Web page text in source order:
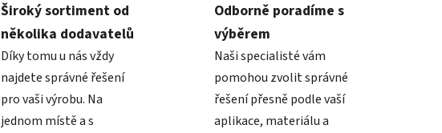
Široký sortiment od
několika dodavatelů
Díky tomu u nás vždy
najdete správné řešení
pro vaši výrobu. Na
jednom místě a s
Odborně poradíme s
výběrem
Naši specialisté vám
pomohou zvolit správné
řešení přesně podle vaší
aplikace, materiálu a